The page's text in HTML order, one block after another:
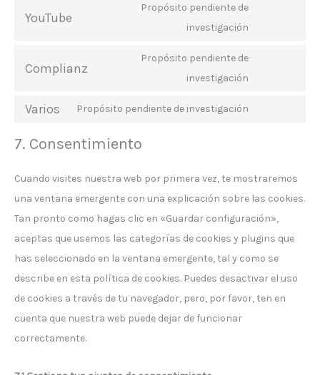
YouTube
Propósito pendiente de
investigación
Complianz
Propósito pendiente de
investigación
Varios Propósito pendiente de investigación
7. Consentimiento
Cuando visites nuestra web por primera vez, te mostraremos
una ventana emergente con una explicación sobre las cookies.
Tan pronto como hagas clic en «Guardar configuración»,
aceptas que usemos las categorías de cookies y plugins que
has seleccionado en la ventana emergente, tal y como se
describe en esta política de cookies. Puedes desactivar el uso
de cookies a través de tu navegador, pero, por favor, ten en
cuenta que nuestra web puede dejar de funcionar
correctamente.